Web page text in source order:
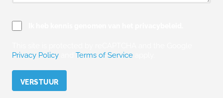
Privacy Policy
Terms of Service